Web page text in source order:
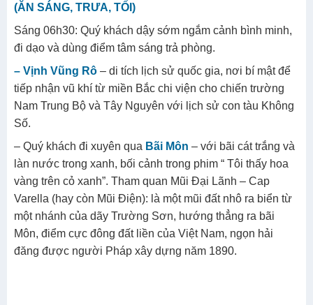
(ĂN SÁNG, TRƯA, TỐI)
Sáng 06h30: Quý khách dậy sớm ngắm cảnh bình minh,
đi dạo và dùng điểm tâm sáng trả phòng.
– Vịnh Vũng Rô – di tích lịch sử quốc gia, nơi bí mật để
tiếp nhận vũ khí từ miền Bắc chi viện cho chiến trường
Nam Trung Bộ và Tây Nguyên với lịch sử con tàu Không
Số.
– Quý khách đi xuyên qua Bãi Môn – với bãi cát trắng và
làn nước trong xanh, bối cảnh trong phim “ Tôi thấy hoa
vàng trên cỏ xanh”. Tham quan Mũi Đại Lãnh – Cap
Varella (hay còn Mũi Điện): là một mũi đất nhô ra biển từ
một nhánh của dãy Trường Sơn, hướng thẳng ra bãi
Môn, điểm cực đông đất liền của Việt Nam, ngọn hải
đăng được người Pháp xây dựng năm 1890.